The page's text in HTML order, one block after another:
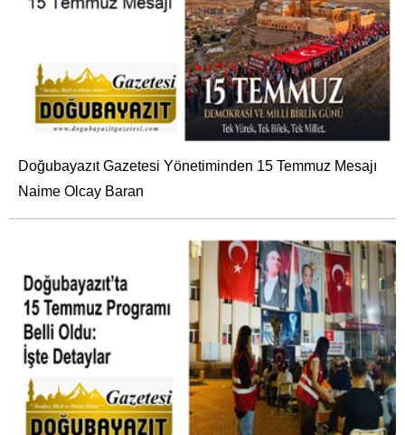
Doğubayazıt Gazetesi Yönetiminden 15 Temmuz Mesajı
Naime Olcay Baran